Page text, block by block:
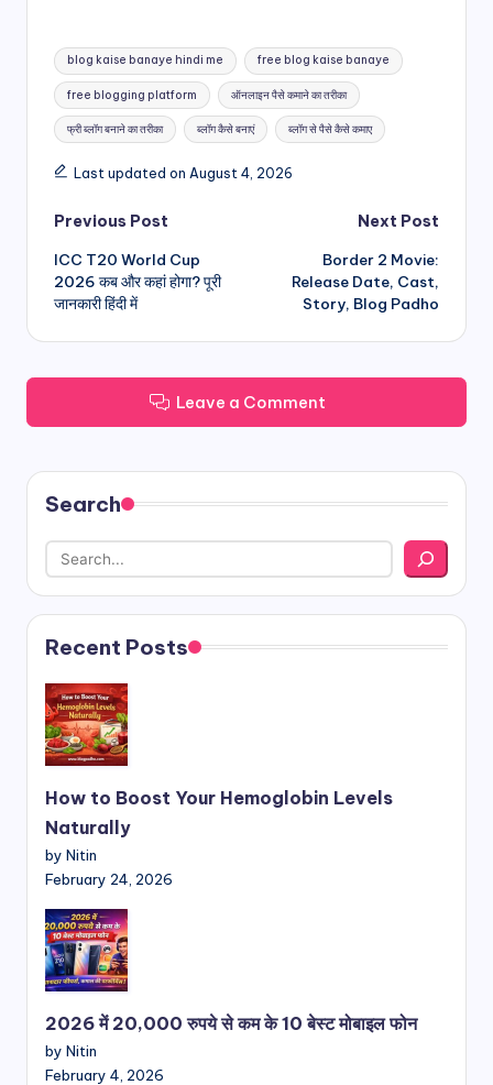
Tags:
blog kaise banaye hindi me free blog kaise banaye
free blogging platform ऑनलाइन पैसे कमाने का तरीका
फ्री ब्लॉग बनाने का तरीका ब्लॉग कैसे बनाएं ब्लॉग से पैसे कैसे कमाए
Last updated on August 4, 2026
Post
navigation
Previous Post
ICC T20 World Cup
2026 कब और कहां होगा? पूरी
जानकारी हिंदी में
Next Post
Border 2 Movie:
Release Date, Cast,
Story, Blog Padho
Leave a Comment
Search
Recent Posts
How to Boost Your Hemoglobin Levels
Naturally
by Nitin
February 24, 2026
2026 में 20,000 रुपये से कम के 10 बेस्ट मोबाइल फोन
by Nitin
February 4, 2026